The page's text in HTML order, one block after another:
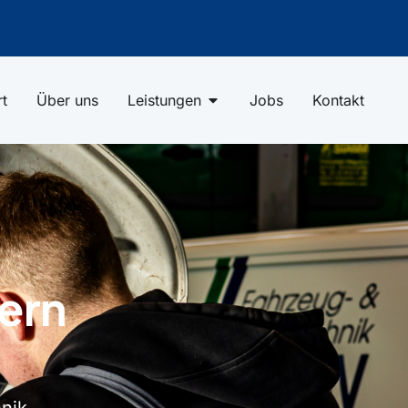
Über uns Leistungen Jobs Kontakt